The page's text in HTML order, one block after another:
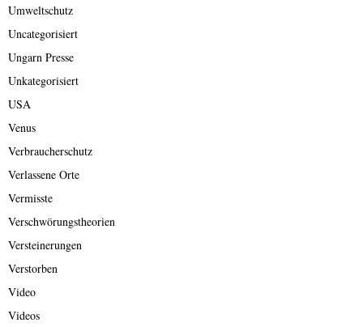
Umweltschutz
Uncategorisiert
Ungarn Presse
Unkategorisiert
USA
Venus
Verbraucherschutz
Verlassene Orte
Vermisste
Verschwörungstheorien
Versteinerungen
Verstorben
Video
Videos